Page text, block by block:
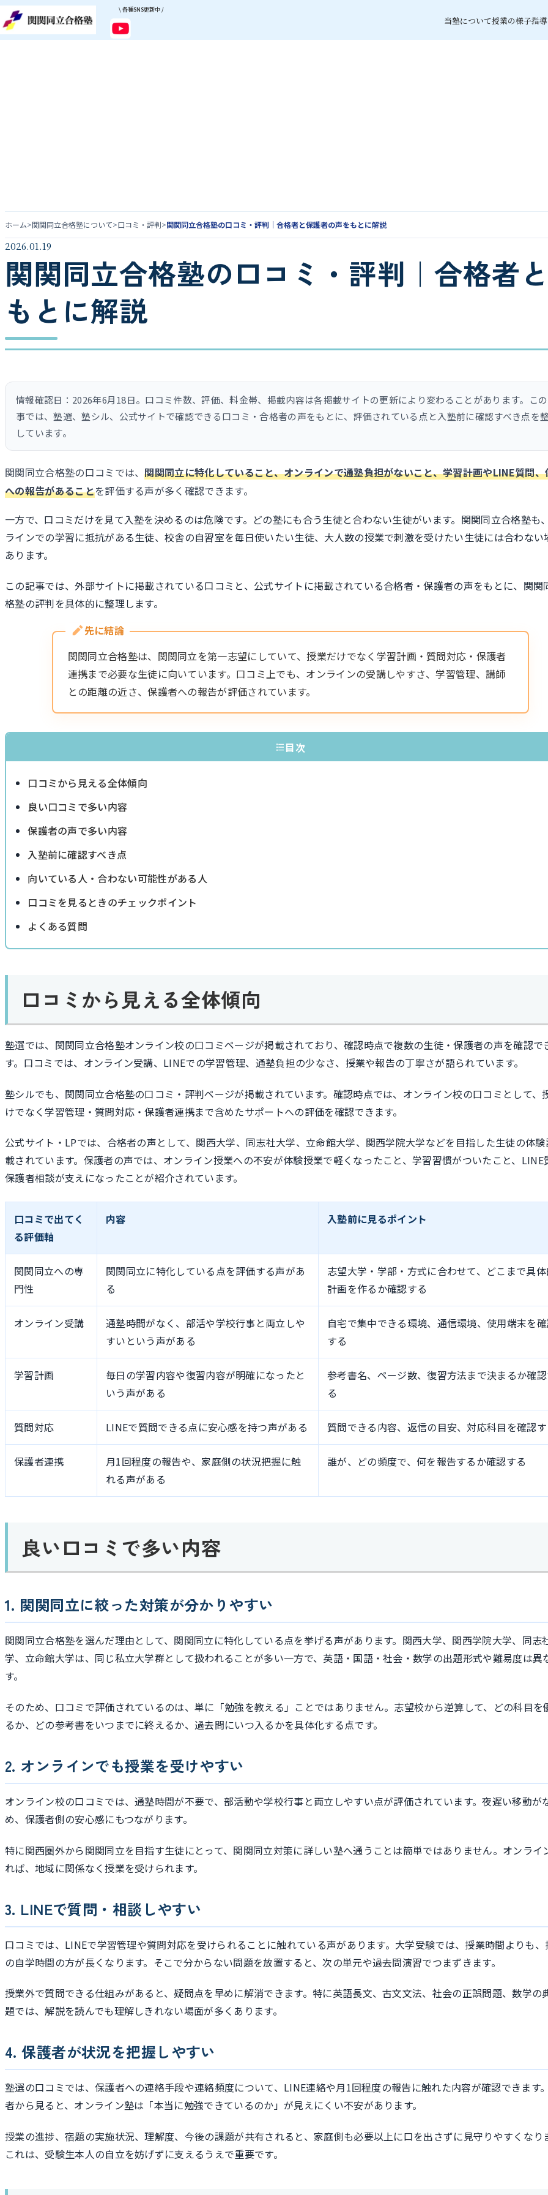
\ 各種SNS更新中 /
当塾について授業の様子指
ホーム>関関同立合格塾について>口コミ・評判>関関同立合格塾の口コミ・評判｜合格者と保護者の声をもとに解説
2026.01.19
関関同立合格塾の口コミ・評判｜合格者
もとに解説
情報確認日：2026年6月18日。口コミ件数、評価、料金帯、掲載内容は各掲載サイトの更新により変わることがあります。こ
事では、塾選、塾シル、公式サイトで確認できる口コミ・合格者の声をもとに、評価されている点と入塾前に確認すべき点を
しています。
関関同立合格塾の口コミでは、関関同立に特化していること、オンラインで通塾負担がないこと、学習計画やLINE質問
への報告があることを評価する声が多く確認できます。
一方で、口コミだけを見て入塾を決めるのは危険です。どの塾にも合う生徒と合わない生徒がいます。関関同立合格塾も
ラインでの学習に抵抗がある生徒、校舎の自習室を毎日使いたい生徒、大人数の授業で刺激を受けたい生徒には合わない
あります。
この記事では、外部サイトに掲載されている口コミと、公式サイトに掲載されている合格者・保護者の声をもとに、関関
格塾の評判を具体的に整理します。
先に結論
関関同立合格塾は、関関同立を第一志望にしていて、授業だけでなく学習計画・質問対応・保護者
連携まで必要な生徒に向いています。口コミ上でも、オンラインの受講しやすさ、学習管理、講師
との距離の近さ、保護者への報告が評価されています。
目次
口コミから見える全体傾向
良い口コミで多い内容
保護者の声で多い内容
入塾前に確認すべき点
向いている人・合わない可能性がある人
口コミを見るときのチェックポイント
よくある質問
口コミから見える全体傾向
塾選では、関関同立合格塾オンライン校の口コミページが掲載されており、確認時点で複数の生徒・保護者の声を確認で
す。口コミでは、オンライン受講、LINEでの学習管理、通塾負担の少なさ、授業や報告の丁寧さが語られています。
塾シルでも、関関同立合格塾の口コミ・評判ページが掲載されています。確認時点では、オンライン校の口コミとして、
けでなく学習管理・質問対応・保護者連携まで含めたサポートへの評価を確認できます。
公式サイト・LPでは、合格者の声として、関西大学、同志社大学、立命館大学、関西学院大学などを目指した生徒の体
載されています。保護者の声では、オンライン授業への不安が体験授業で軽くなったこと、学習習慣がついたこと、LINE
保護者相談が支えになったことが紹介されています。
口コミで出てく
る評価軸
内容 入塾前に見るポイント
関関同立への専
門性
関関同立に特化している点を評価する声があ
る
志望大学・学部・方式に合わせて、どこまで具
計画を作るか確認する
オンライン受講
通塾時間がなく、部活や学校行事と両立しや
すいという声がある
自宅で集中できる環境、通信環境、使用端末を
する
学習計画
毎日の学習内容や復習内容が明確になったと
いう声がある
参考書名、ページ数、復習方法まで決まるか確
る
質問対応 LINEで質問できる点に安心感を持つ声がある 質問できる内容、返信の目安、対応科目を確認
保護者連携
月1回程度の報告や、家庭側の状況把握に触
れる声がある
誰が、どの頻度で、何を報告するか確認する
良い口コミで多い内容
1. 関関同立に絞った対策が分かりやすい
関関同立合格塾を選んだ理由として、関関同立に特化している点を挙げる声があります。関西大学、関西学院大学、同志
学、立命館大学は、同じ私立大学群として扱われることが多い一方で、英語・国語・社会・数学の出題形式や難易度は異
す。
そのため、口コミで評価されているのは、単に「勉強を教える」ことではありません。志望校から逆算して、どの科目を
るか、どの参考書をいつまでに終えるか、過去問にいつ入るかを具体化する点です。
2. オンラインでも授業を受けやすい
オンライン校の口コミでは、通塾時間が不要で、部活動や学校行事と両立しやすい点が評価されています。夜遅い移動が
め、保護者側の安心感にもつながります。
特に関西圏外から関関同立を目指す生徒にとって、関関同立対策に詳しい塾へ通うことは簡単ではありません。オンライ
れば、地域に関係なく授業を受けられます。
3. LINEで質問・相談しやすい
口コミでは、LINEで学習管理や質問対応を受けられることに触れている声があります。大学受験では、授業時間よりも
の自学時間の方が長くなります。そこで分からない問題を放置すると、次の単元や過去問演習でつまずきます。
授業外で質問できる仕組みがあると、疑問点を早めに解消できます。特に英語長文、古文文法、社会の正誤問題、数学の
題では、解説を読んでも理解しきれない場面が多くあります。
4. 保護者が状況を把握しやすい
塾選の口コミでは、保護者への連絡手段や連絡頻度について、LINE連絡や月1回程度の報告に触れた内容が確認できます
者から見ると、オンライン塾は「本当に勉強できているのか」が見えにくい不安があります。
授業の進捗、宿題の実施状況、理解度、今後の課題が共有されると、家庭側も必要以上に口を出さずに見守りやすくなり
これは、受験生本人の自立を妨げずに支えるうえで重要です。